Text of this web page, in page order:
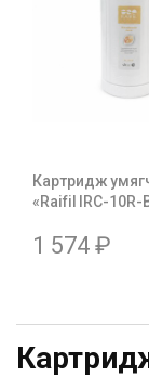
Картридж
«Raifil IRC-10R-
1 574 ₽